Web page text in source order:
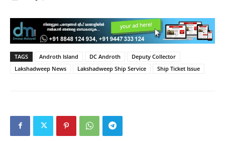
TAGS Androth Island DC Androth
Deputy Collector
Lakshadweep News
Lakshadweep Ship Service Ship Ticket Issue